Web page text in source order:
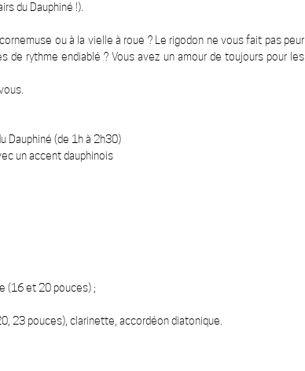
du Dauphiné !).
ou à la vielle à roue ? Le rigodon ne vous fait pas peur
rythme endiablé ? Vous avez un amour de toujours pour les
Dauphiné (de 1h à 2h30)
un accent dauphinois
(16 et 20 pouces) ;
23 pouces), clarinette, accordéon diatonique.